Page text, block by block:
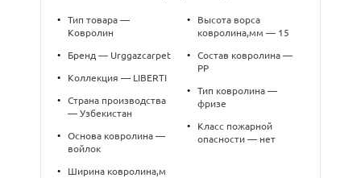
•
Тип товара —
Ковролин
• Бренд — Urggazcarpet
• Коллекция — LIBERTI
•
Страна производства
— Узбекистан
•
Основа ковролина —
войлок
•
Ширина ковролина,м
•
Высота ворса
ковролина,мм — 15
•
Состав ковролина —
PP
•
Тип ковролина —
фризе
•
Класс пожарной
опасности — нет